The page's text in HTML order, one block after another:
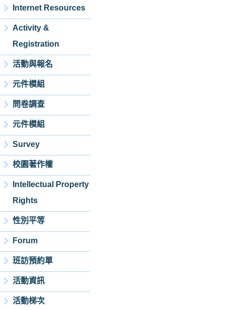
Internet Resources
Activity &
Registration
活動與報名
元件模組
問卷調查
元件模組
Survey
校園著作權
Intellectual Property
Rights
性別平等
Forum
班訪預約單
活動資訊
活動梯次